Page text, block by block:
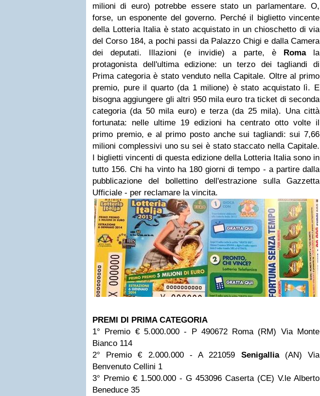
milioni di euro) potrebbe essere stato un parlamentare. O,
forse, un esponente del governo. Perché il biglietto vincente
della Lotteria Italia è stato acquistato in un chioschetto di via
del Corso 184, a pochi passi da Palazzo Chigi e dalla Camera
dei deputati. Illazioni (e invidie) a parte, è Romala
protagonista dell'ultima edizione: un terzo dei tagliandi di
Prima categoria è stato venduto nella Capitale. Oltre al primo
premio, pure il quarto (da 1 milione) è stato acquistato lì. E
bisogna aggiungere gli altri 950 mila euro tra ticket di seconda
categoria (da 50 mila euro) e terza (da 25 mila). Una città
fortunata: nelle ultime 19 edizioni ha centrato otto volte il
primo premio, e al primo posto anche sui tagliandi: sui 7,66
milioni complessivi uno su sei è stato staccato nella Capitale.
I biglietti vincenti di questa edizione della Lotteria Italia sono in
tutto 156. Chi ha vinto ha 180 giorni di tempo - a partire dalla
pubblicazione del bollettino dell'estrazione sulla Gazzetta
Ufficiale - per reclamare la vincita.
PREMI DI PRIMA CATEGORIA
1° Premio € 5.000.000 - P 490672 Roma (RM) Via Monte
Bianco 114
2° Premio € 2.000.000 - A 221059 Senigallia(AN) Via
Benvenuto Cellini 1
3° Premio € 1.500.000 - G 453096 Caserta (CE) V.le Alberto
Beneduce 35